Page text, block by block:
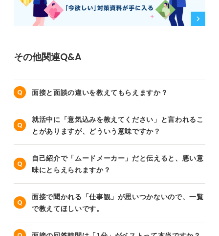
その他関連Q&A
面接と面談の違いを教えてもらえますか？
就活中に「意気込みを教えてください」と言われるこ
とがありますが、どういう意味ですか？
自己紹介で「ムードメーカー」だと伝えると、悪い意
味にとらえられますか？
面接で聞かれる「仕事観」が思いつかないので、一覧
で教えてほしいです。